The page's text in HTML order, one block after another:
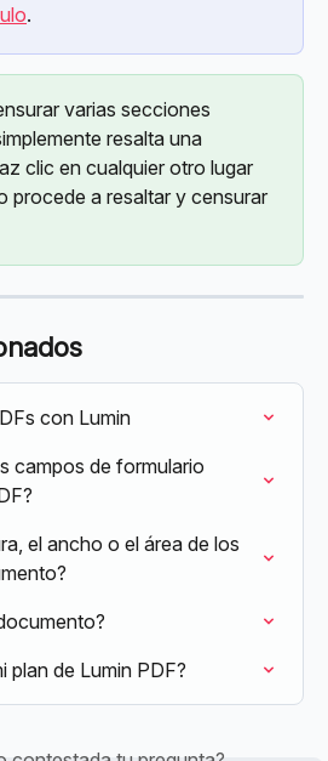
.
varias secciones
resalta una
clic en cualquier otro lugar
procede a resaltar y censurar
con Lumin
campos de formulario
el ancho o el área de los
plan de Lumin PDF?